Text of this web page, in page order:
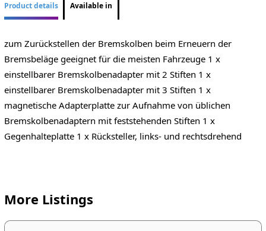
Product details Available in
zum Zurückstellen der Bremskolben beim Erneuern der
Bremsbeläge geeignet für die meisten Fahrzeuge 1 x
einstellbarer Bremskolbenadapter mit 2 Stiften 1 x
einstellbarer Bremskolbenadapter mit 3 Stiften 1 x
magnetische Adapterplatte zur Aufnahme von üblichen
Bremskolbenadaptern mit feststehenden Stiften 1 x
Gegenhalteplatte 1 x Rücksteller, links- und rechtsdrehend
More Listings